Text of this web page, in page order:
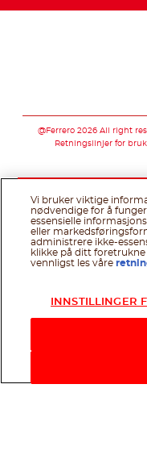
@Ferrero 2026 All right
Retningslinjer for
Vi bruker viktige
nødvendige for å
essensielle
eller
administrere ikke-
klikke på ditt
vennligst les våre
INNSTILLINGER